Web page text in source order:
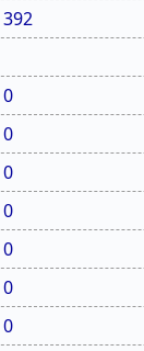
392
0
0
0
0
0
0
0